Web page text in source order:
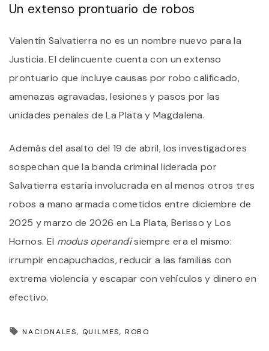
Un extenso prontuario de robos
Valentín Salvatierra no es un nombre nuevo para la
Justicia. El delincuente cuenta con un extenso
prontuario que incluye causas por robo calificado,
amenazas agravadas, lesiones y pasos por las
unidades penales de La Plata y Magdalena.
Además del asalto del 19 de abril, los investigadores
sospechan que la banda criminal liderada por
Salvatierra estaría involucrada en al menos otros tres
robos a mano armada cometidos entre diciembre de
2025 y marzo de 2026 en La Plata, Berisso y Los
Hornos. El modus operandisiempre era el mismo:
irrumpir encapuchados, reducir a las familias con
extrema violencia y escapar con vehículos y dinero en
efectivo.
NACIONALES QUILMES ROBO